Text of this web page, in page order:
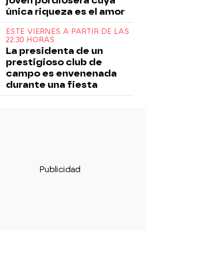
única riqueza es el amor
ESTE VIERNES A PARTIR DE LAS
22:30 HORAS
La presidenta de un
prestigioso club de
campo es envenenada
durante una fiesta